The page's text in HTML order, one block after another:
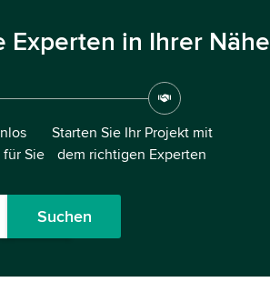
Experten in Ihrer Nähe
Sie
Starten Sie Ihr Projekt mit
dem richtigen Experten
Suchen